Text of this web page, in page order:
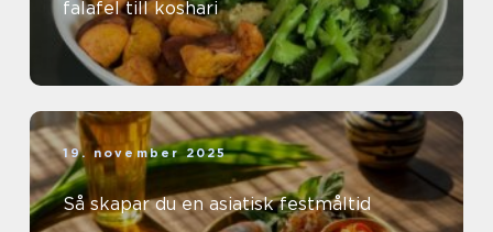
falafel till koshari
19. november 2025
Så skapar du en asiatisk festmåltid